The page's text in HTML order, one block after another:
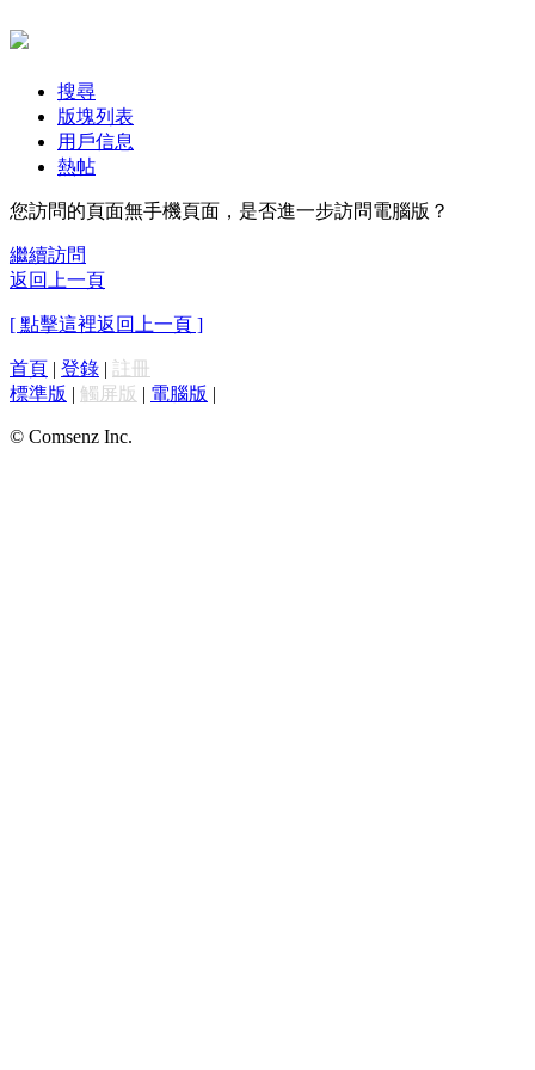
搜尋
版塊列表
用戶信息
熱帖
您訪問的頁面無手機頁面，是否進一步訪問電腦版？
繼續訪問
返回上一頁
[ 點擊這裡返回上一頁 ]
首頁 | 登錄 | 註冊
標準版 | 觸屏版 | 電腦版 |
© Comsenz Inc.